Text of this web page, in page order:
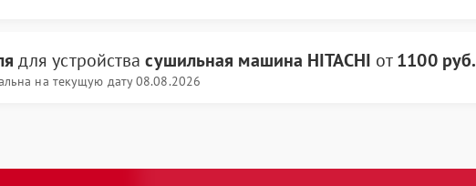
для устройствасушильная машина HITACHI от1100 руб.
на текущую дату 08.08.2026